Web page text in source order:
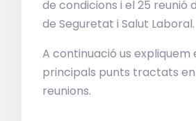
de condicions i el 25 reunió
de Seguretat i Salut Laboral.
A continuació us expliquem
principals punts tractats
reunions.